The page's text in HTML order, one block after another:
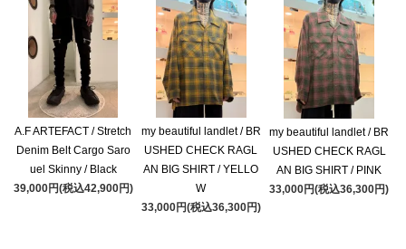
A.F ARTEFACT / Stretch
Denim Belt Cargo Saro
uel Skinny / Black
39,000円(税込42,900円)
my beautiful landlet / BR
USHED CHECK RAGL
AN BIG SHIRT / YELLO
W
33,000円(税込36,300円)
my beautiful landlet / BR
USHED CHECK RAGL
AN BIG SHIRT / PINK
33,000円(税込36,300円)